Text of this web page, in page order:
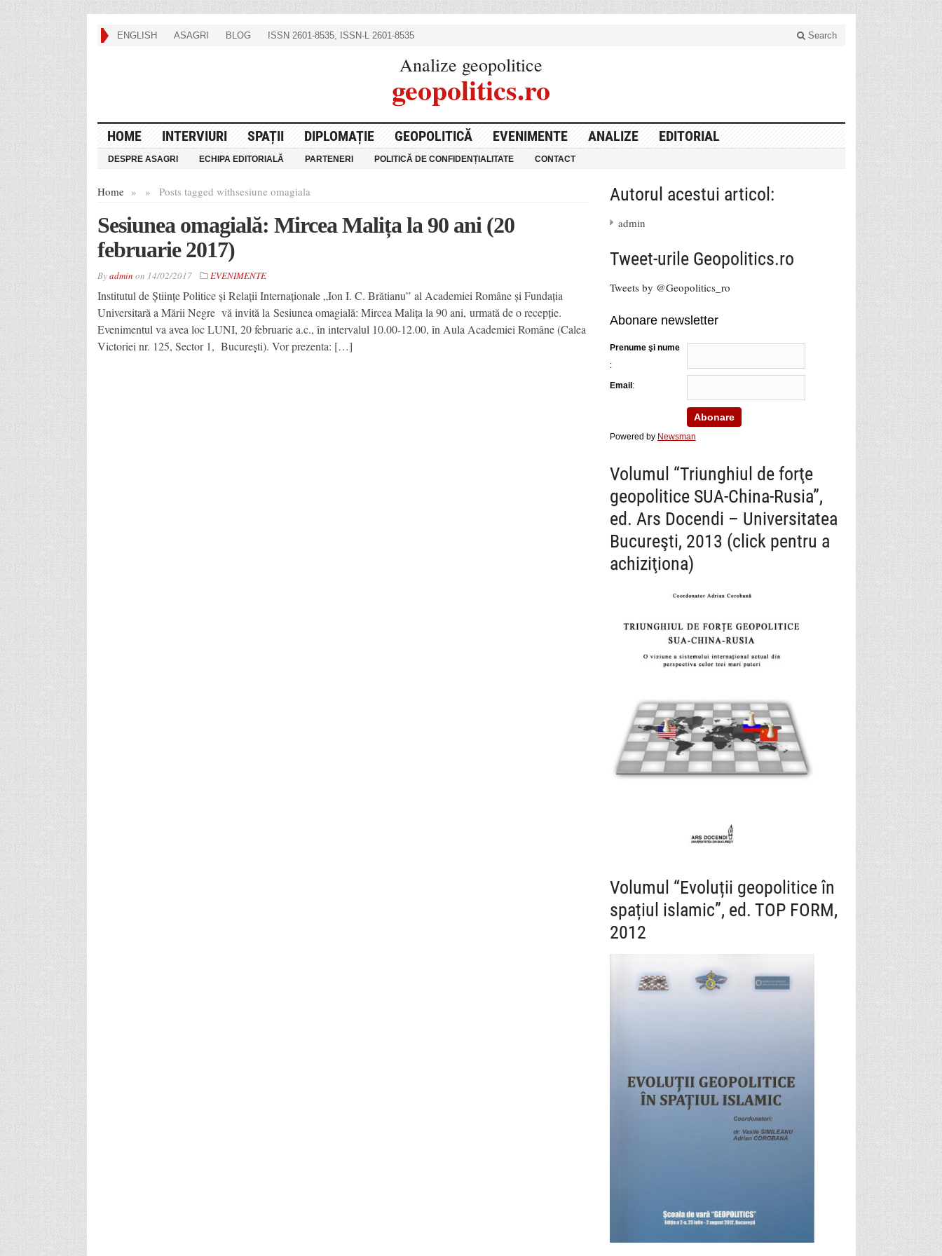
ENGLISH ASAGRI BLOG ISSN 2601-8535, ISSN-L 2601-8535 Search
Analize geopolitice
geopolitics.ro
HOME INTERVIURI SPAȚII DIPLOMAȚIE GEOPOLITICĂ EVENIMENTE ANALIZE EDITORIAL
DESPRE ASAGRI ECHIPA EDITORIALĂ PARTENERI POLITICĂ DE CONFIDENȚIALITATE CONTACT
Home » Posts tagged with
» sesiune omagiala
Sesiunea omagială: Mircea Malița la 90 ani (20
februarie 2017)
Byadmin on 14/02/2017 EVENIMENTE
Institutul de Științe Politice și Relații Internaționale „Ion I. C. Brătianu” al Academiei Române și Fundația
Universitară a Mării Negre vă invită la Sesiunea omagială: Mircea Malița la 90 ani, urmată de o recepție.
Evenimentul va avea loc LUNI, 20 februarie a.c., în intervalul 10.00-12.00, în Aula Academiei Române (Calea
Victoriei nr. 125, Sector 1, București). Vor prezenta: […]
Autorul acestui articol:
admin
Tweet-urile Geopolitics.ro
Tweets by @Geopolitics_ro
Abonare newsletter
Prenume şi nume
:
Email:
Powered by Newsman
Volumul “Triunghiul de forţe
geopolitice SUA-China-Rusia”,
ed. Ars Docendi – Universitatea
Bucureşti, 2013 (click pentru a
achiziţiona)
Volumul “Evoluții geopolitice în
spațiul islamic”, ed. TOP FORM,
2012